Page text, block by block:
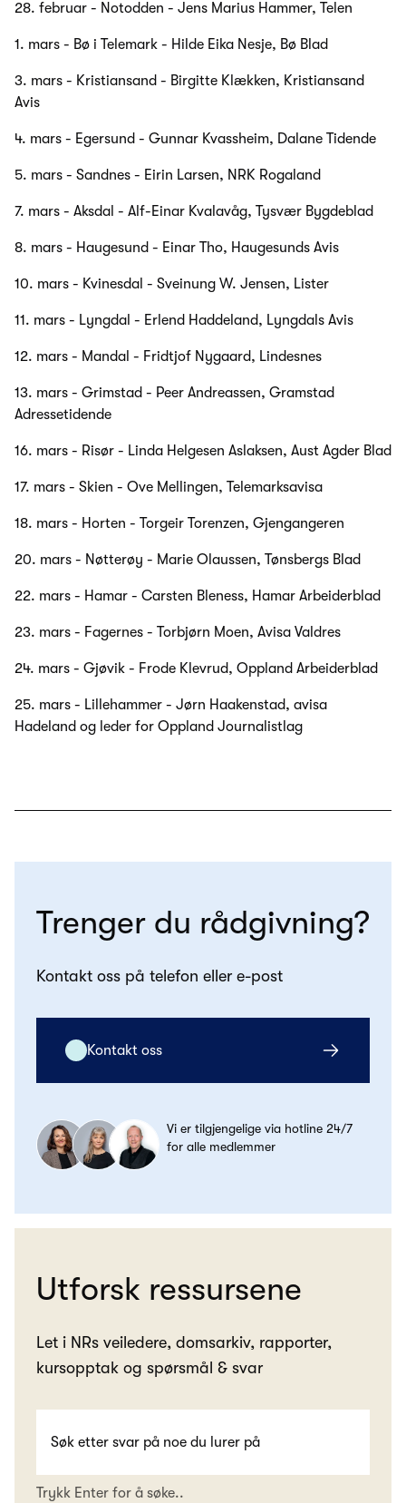
28. februar - Notodden - Jens Marius Hammer, Telen
1. mars - Bø i Telemark - Hilde Eika Nesje, Bø Blad
3. mars - Kristiansand - Birgitte Klækken, Kristiansand
Avis
4. mars - Egersund - Gunnar Kvassheim, Dalane Tidende
5. mars - Sandnes - Eirin Larsen, NRK Rogaland
7. mars - Aksdal - Alf-Einar Kvalavåg, Tysvær Bygdeblad
8. mars - Haugesund - Einar Tho, Haugesunds Avis
10. mars - Kvinesdal - Sveinung W. Jensen, Lister
11. mars - Lyngdal - Erlend Haddeland, Lyngdals Avis
12. mars - Mandal - Fridtjof Nygaard, Lindesnes
13. mars - Grimstad - Peer Andreassen, Gramstad
Adressetidende
16. mars - Risør - Linda Helgesen Aslaksen, Aust Agder Blad
17. mars - Skien - Ove Mellingen, Telemarksavisa
18. mars - Horten - Torgeir Torenzen, Gjengangeren
20. mars - Nøtterøy - Marie Olaussen, Tønsbergs Blad
22. mars - Hamar - Carsten Bleness, Hamar Arbeiderblad
23. mars - Fagernes - Torbjørn Moen, Avisa Valdres
24. mars - Gjøvik - Frode Klevrud, Oppland Arbeiderblad
25. mars - Lillehammer - Jørn Haakenstad, avisa
Hadeland og leder for Oppland Journalistlag
Trenger du rådgivning?
Kontakt oss på telefon eller e-post
Kontakt oss
Vi er tilgjengelige via hotline 24/7
for alle medlemmer
Utforsk ressursene
Let i NRs veiledere, domsarkiv, rapporter,
kursopptak og spørsmål & svar
Trykk Enter for å søke..